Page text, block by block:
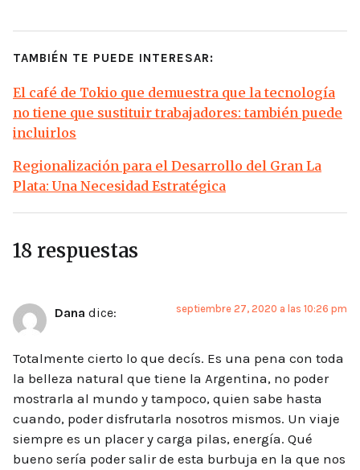
TAMBIÉN TE PUEDE INTERESAR:
El café de Tokio que demuestra que la tecnología
no tiene que sustituir trabajadores: también puede
incluirlos
Regionalización para el Desarrollo del Gran La
Plata: Una Necesidad Estratégica
18 respuestas
Dana dice: septiembre 27, 2020 a las 10:26 pm
Totalmente cierto lo que decís. Es una pena con toda
la belleza natural que tiene la Argentina, no poder
mostrarla al mundo y tampoco, quien sabe hasta
cuando, poder disfrutarla nosotros mismos. Un viaje
siempre es un placer y carga pilas, energía. Qué
bueno sería poder salir de esta burbuja en la que nos